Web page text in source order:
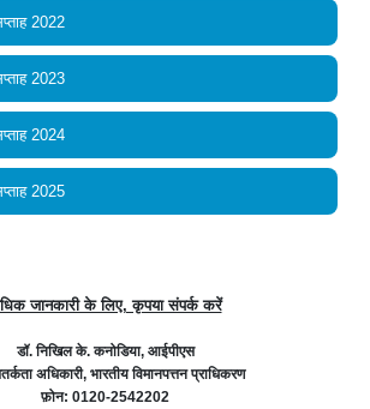
2022
2023
2024
2025
जानकारी के लिए, कृपया संपर्क करें
डॉ. निखिल के. कनोडिया, आईपीएस
अधिकारी, भारतीय विमानपत्तन प्राधिकरण
फ़ोन: 0120-2542202